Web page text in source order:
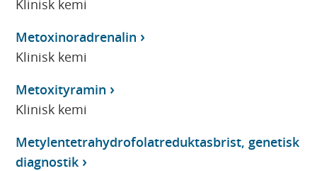
Klinisk kemi
Metoxinoradrenalin
Klinisk kemi
Metoxityramin
Klinisk kemi
Metylentetrahydrofolatreduktasbrist, genetisk
diagnostik